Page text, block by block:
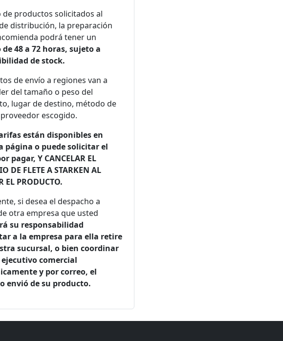
de productos solicitados al
distribución, la preparación
podrá tener un
48 a 72 horas, sujeto a
de stock.
de envío a regiones van a
del tamaño o peso del
lugar de destino, método de
escogido.
están disponibles en
página o puede solicitar el
pagar, Y CANCELAR EL
DE FLETE A STARKEN AL
EL PRODUCTO.
si desea el despacho a
otra empresa que usted
su responsabilidad
a la empresa para ella retire
sucursal, o bien coordinar
comercial
y por correo, el
envió de su producto.